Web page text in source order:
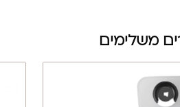
משלימים